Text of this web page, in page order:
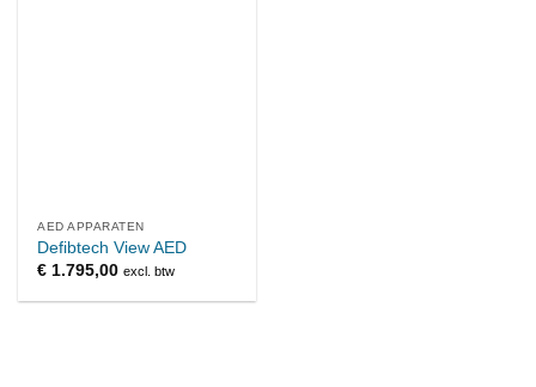
AED APPARATEN
Defibtech View AED
€ 1.795,00 excl. btw